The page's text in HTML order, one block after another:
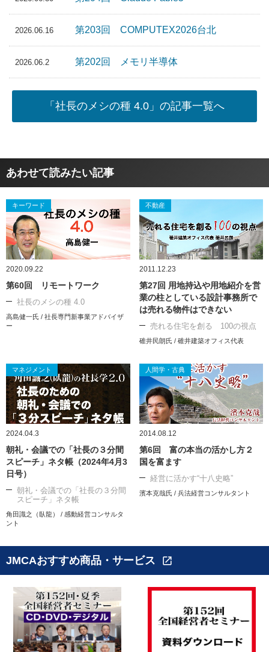
2026.06.16 第203回 COMPUTEX2026台北
2026.06.2 第202回 メモリ半導体
「社長のメシの種 4.0」の記事一覧へ
あわせて読みたい記事
キーワード
2020.09.22
第60回 リモートワーク
社長のメシの種 4.0
高島健一氏 / 社長専門新事業アドバイザ
ー
不動産
2011.12.23
第27回 用地持込や用地紹介を営
業の柱としている設計事務所で
は売れる物件はできない
売れる住宅を創る 100の視点
碓井民朗氏 / 碓井建築オフィス代表
マネジメント
2024.04.3
朝礼・会議での「社長の３分間
スピーチ」ネタ帳（2024年4月3
日号）
朝礼・会議での「社長の３分間
スピーチ」ネタ帳
角田識之（臥龍） / 感動経営コンサルタ
ント
人間学・古典
2014.08.12
第6回 富の本当の活かし方２
国を富ます
経営に活かす“十八史略”
濱本克哉氏 / 兵法経営コンサルタント
JMCAおすすめ商品・サービス open_in_new